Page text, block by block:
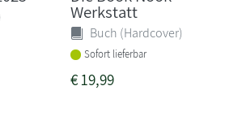
Werkstatt
Buch (Hardcover)
Sofort lieferbar
€19,99